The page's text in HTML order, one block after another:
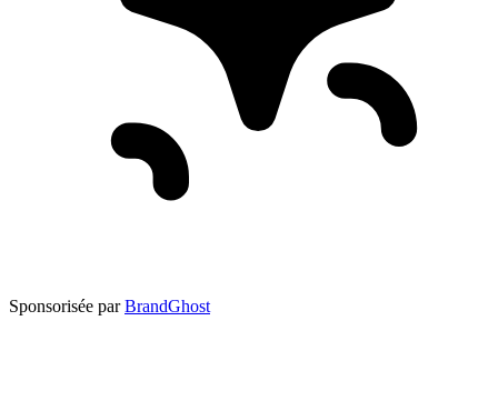
Sponsorisée par BrandGhost